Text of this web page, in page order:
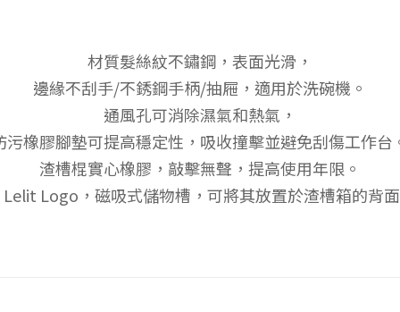
材質髮絲紋不鏽鋼，表面光滑，
邊緣不刮手/不銹鋼手柄/抽屜，適用於洗碗機。
通風孔可消除濕氣和熱氣，
污橡膠腳墊可提高穩定性，吸收撞擊並避免刮傷工作台
渣槽棍實心橡膠，敲擊無聲，提高使用年限。
Logo，磁吸式儲物槽，可將其放置於渣槽箱的背